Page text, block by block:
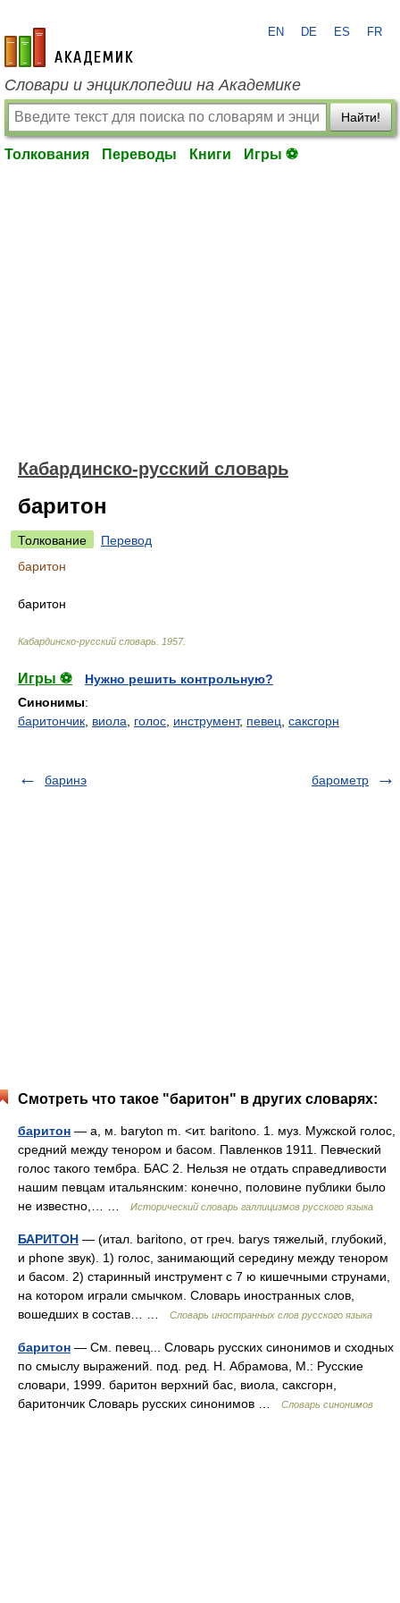
academic.ru
EN DE ES FR
Словари и энциклопедии на Академике
Найти!
Толкования Переводы Книги Игры ⚽
Кабардинско-русский словарь
баритон
Толкование
Перевод
баритон
баритон
Кабардинско-русский словарь 1957.
Игры ⚽
Нужно решить контрольную?
Синонимы:
баритончик виола голос инструмент, певец саксгорн
баринэ барометр
Смотреть что такое "баритон" в других словарях:
баритон — а, м. baryton m. <ит. baritono. 1. муз. Мужской голос,
средний между тенором и басом. Павленков 1911. Певческий
голос такого тембра. БАС 2. Нельзя не отдать справедливости
нашим певцам итальянским: конечно, половине публики было
не известно,… …
Исторический словарь галлицизмов русского языка
БАРИТОН — (итал. baritono, от греч. barys тяжелый, глубокий,
и phone звук). 1) голос, занимающий середину между тенором
и басом. 2) старинный инструмент с 7 ю кишечными струнами,
на котором играли смычком. Словарь иностранных слов,
вошедших в состав… …
Словарь иностранных слов русского языка
баритон — См. певец... Словарь русских синонимов и сходных
по смыслу выражений. под. ред. Н. Абрамова, М.: Русские
словари, 1999. баритон верхний бас, виола, саксгорн,
баритончик Словарь русских синонимов …
Словарь синонимов